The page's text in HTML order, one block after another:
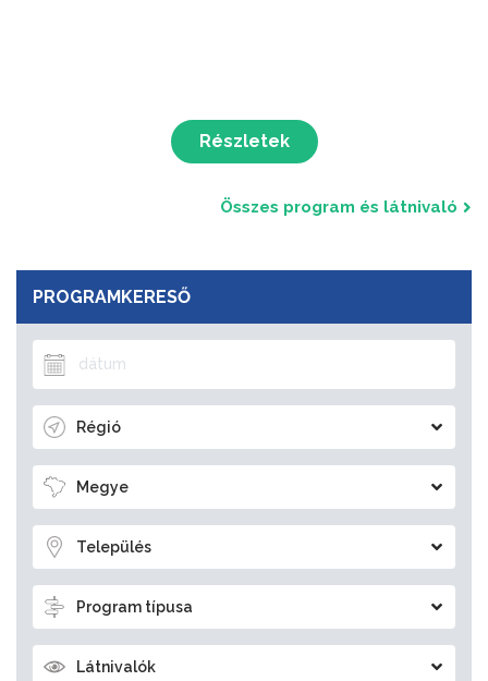
Részletek
Összes program és látnivaló
PROGRAMKERESŐ
Régió
Megye
Település
Program típusa
Látnivalók